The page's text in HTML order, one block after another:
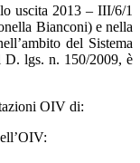
uscita 2013 – III/6/1
Bianconi) e nella
del Sistema
D. lgs. n. 150/2009, è
OIV di: